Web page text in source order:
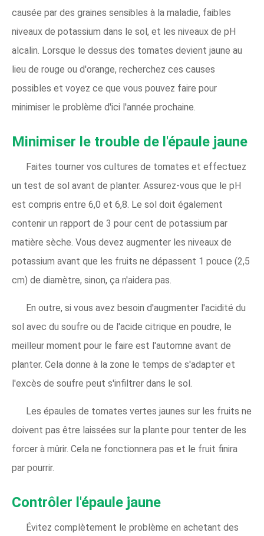
causée par des graines sensibles à la maladie, faibles
niveaux de potassium dans le sol, et les niveaux de pH
alcalin. Lorsque le dessus des tomates devient jaune au
lieu de rouge ou d'orange, recherchez ces causes
possibles et voyez ce que vous pouvez faire pour
minimiser le problème d'ici l'année prochaine.
Minimiser le trouble de l'épaule jaune
Faites tourner vos cultures de tomates et effectuez
un test de sol avant de planter. Assurez-vous que le pH
est compris entre 6,0 et 6,8. Le sol doit également
contenir un rapport de 3 pour cent de potassium par
matière sèche. Vous devez augmenter les niveaux de
potassium avant que les fruits ne dépassent 1 pouce (2,5
cm) de diamètre, sinon, ça n'aidera pas.
En outre, si vous avez besoin d'augmenter l'acidité du
sol avec du soufre ou de l'acide citrique en poudre, le
meilleur moment pour le faire est l'automne avant de
planter. Cela donne à la zone le temps de s'adapter et
l'excès de soufre peut s'infiltrer dans le sol.
Les épaules de tomates vertes jaunes sur les fruits ne
doivent pas être laissées sur la plante pour tenter de les
forcer à mûrir. Cela ne fonctionnera pas et le fruit finira
par pourrir.
Contrôler l'épaule jaune
Évitez complètement le problème en achetant des